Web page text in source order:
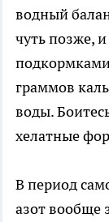
водный
чуть позже,
граммов
воды.
хелатные
В период
азот вообще